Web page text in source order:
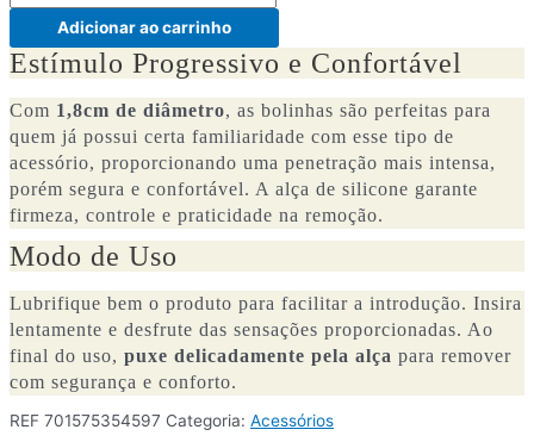
Adicionar ao carrinho
Estímulo Progressivo e Confortável
Com 1,8cm de diâmetro, as bolinhas são perfeitas para
quem já possui certa familiaridade com esse tipo de
acessório, proporcionando uma penetração mais intensa,
porém segura e confortável. A alça de silicone garante
firmeza, controle e praticidade na remoção.
Modo de Uso
Lubrifique bem o produto para facilitar a introdução. Insira
lentamente e desfrute das sensações proporcionadas. Ao
final do uso, puxe delicadamente pela alça para remover
com segurança e conforto.
REF 701575354597 Categoria: Acessórios